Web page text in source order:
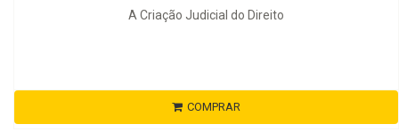
A Criação Judicial do Direito
COMPRAR